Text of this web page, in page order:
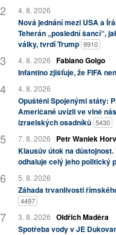
4. 8. 2026
Nová jednání mezi USA a
Teherán „poslední šancí“,
války, tvrdí Trump 9910
4. 8. 2026 Fabiano Golgo
Infantino zjišťuje, že FIFA
4. 8. 2026
Opuštěni Spojenými státy:
Američané uvízli ve vlně
izraelských osadníků 5430
7. 8. 2026
Petr Waniek
Klausův útok na
odhaluje celý jeho politický
5. 8. 2026
Záhada trvanlivosti
4497
3. 8. 2026 Oldřich Maděra
Spotřeba vody v JE